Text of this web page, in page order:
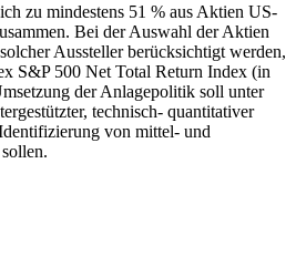
zu mindestens 51 % aus Aktien US-
Bei der Auswahl der Aktien
Aussteller berücksichtigt werden,
S&P 500 Net Total Return Index (in
der Anlagepolitik soll unter
technisch- quantitativer
von mittel- und